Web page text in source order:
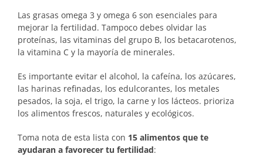
Las grasas omega 3 y omega 6 son esenciales para
mejorar la fertilidad. Tampoco debes olvidar las
proteínas, las vitaminas del grupo B, los betacarotenos,
la vitamina C y la mayoría de minerales.
Es importante evitar el alcohol, la cafeína, los azúcares,
las harinas refinadas, los edulcorantes, los metales
pesados, la soja, el trigo, la carne y los lácteos. prioriza
los alimentos frescos, naturales y ecológicos.
Toma nota de esta lista con 15 alimentos que te
ayudaran a favorecer tu fertilidad: